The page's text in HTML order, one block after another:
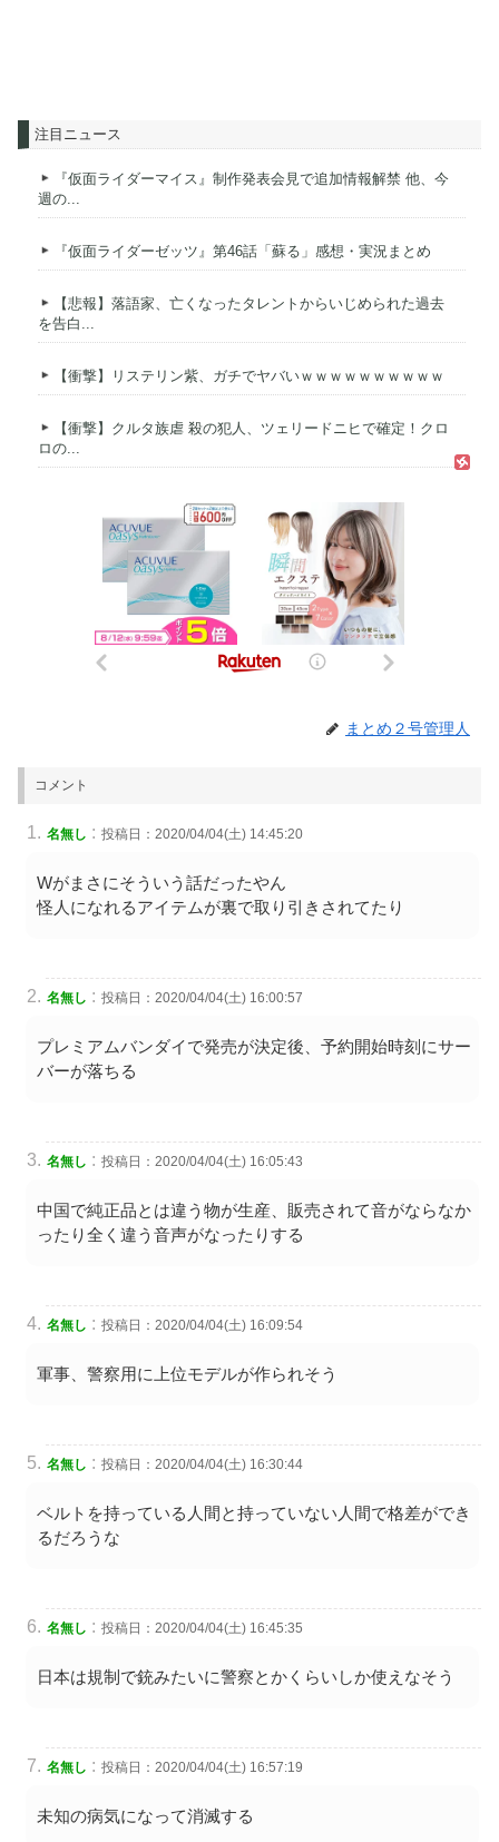
注目ニュース
『仮面ライダーマイス』制作発表会見で追加情報解禁 他、今
週の...
『仮面ライダーゼッツ』第46話「蘇る」感想・実況まとめ
【悲報】落語家、亡くなったタレントからいじめられた過去
を告白...
【衝撃】リステリン紫、ガチでヤバいｗｗｗｗｗｗｗｗｗｗ
【衝撃】クルタ族虐 殺の犯人、ツェリードニヒで確定！クロ
ロの...
まとめ２号管理人
コメント
名無し : 投稿日：2020/04/04(土) 14:45:20
Wがまさにそういう話だったやん
怪人になれるアイテムが裏で取り引きされてたり
名無し : 投稿日：2020/04/04(土) 16:00:57
プレミアムバンダイで発売が決定後、予約開始時刻にサー
バーが落ちる
名無し : 投稿日：2020/04/04(土) 16:05:43
中国で純正品とは違う物が生産、販売されて音がならなか
ったり全く違う音声がなったりする
名無し : 投稿日：2020/04/04(土) 16:09:54
軍事、警察用に上位モデルが作られそう
名無し : 投稿日：2020/04/04(土) 16:30:44
ベルトを持っている人間と持っていない人間で格差ができ
るだろうな
名無し : 投稿日：2020/04/04(土) 16:45:35
日本は規制で銃みたいに警察とかくらいしか使えなそう
名無し : 投稿日：2020/04/04(土) 16:57:19
未知の病気になって消滅する